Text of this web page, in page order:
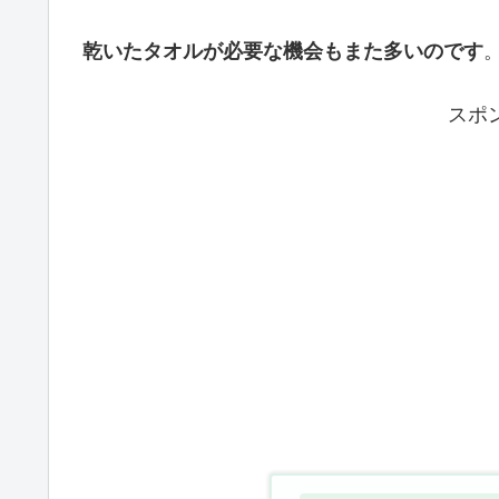
乾いたタオルが必要な機会もまた多いのです。
スポ